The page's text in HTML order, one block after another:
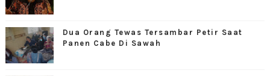
Dua Orang Tewas Tersambar Petir Saat
Panen Cabe Di Sawah